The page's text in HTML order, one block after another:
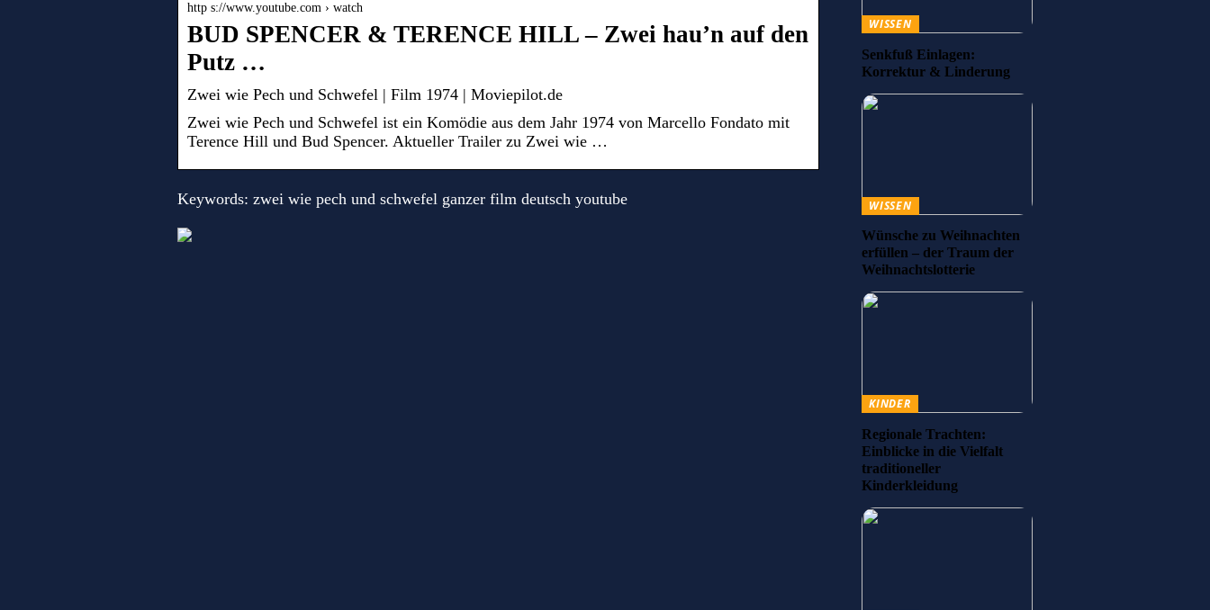
http s://www.youtube.com › watch
BUD SPENCER & TERENCE HILL – Zwei hau’n auf den
Putz …
Zwei wie Pech und Schwefel | Film 1974 | Moviepilot.de
Zwei wie Pech und Schwefel ist ein Komödie aus dem Jahr 1974 von Marcello Fondato mit
Terence Hill und Bud Spencer. Aktueller Trailer zu Zwei wie …
Keywords: zwei wie pech und schwefel ganzer film deutsch youtube
WISSEN
Senkfuß Einlagen:
Korrektur & Linderung
WISSEN
Wünsche zu Weihnachten
erfüllen – der Traum der
Weihnachtslotterie
KINDER
Regionale Trachten:
Einblicke in die Vielfalt
traditioneller
Kinderkleidung